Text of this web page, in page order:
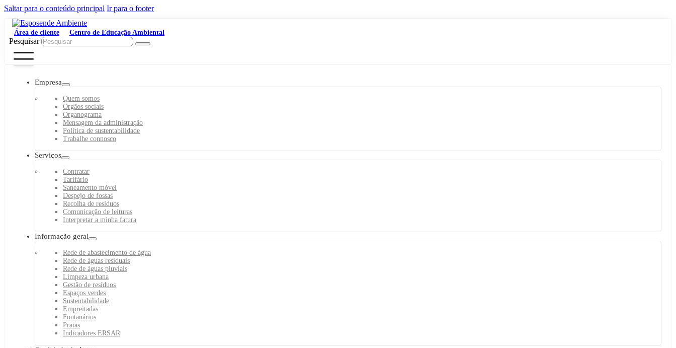
Saltar para o conteúdo principal Ir para o footer
Área de cliente Centro de Educação Ambiental
Pesquisar
Empresa
Quem somos
Orgãos sociais
Organograma
Mensagem da administração
Política de sustentabilidade
Trabalhe connosco
Serviços
Contratar
Tarifário
Saneamento móvel
Despejo de fossas
Recolha de resíduos
Comunicação de leituras
Interpretar a minha fatura
Informação geral
Rede de abastecimento de água
Rede de águas residuais
Rede de águas pluviais
Limpeza urbana
Gestão de resíduos
Espaços verdes
Sustentabilidade
Empreitadas
Fontanários
Praias
Indicadores ERSAR